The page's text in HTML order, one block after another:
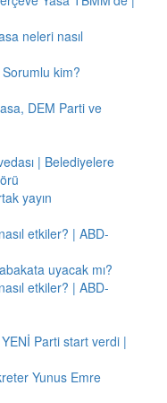
neleri nasıl
kim?
DEM Parti ve
| Belediyelere
yayın
etkiler? | ABD-
uyacak mı?
etkiler? | ABD-
Parti start verdi |
Yunus Emre